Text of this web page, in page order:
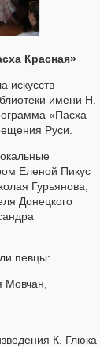
Красная»
искусств
имени Н.
«Пасха
Руси.
Еленой Пикус
Гурьянова,
Донецкого
певцы:
Мовчан,
К. Глюка